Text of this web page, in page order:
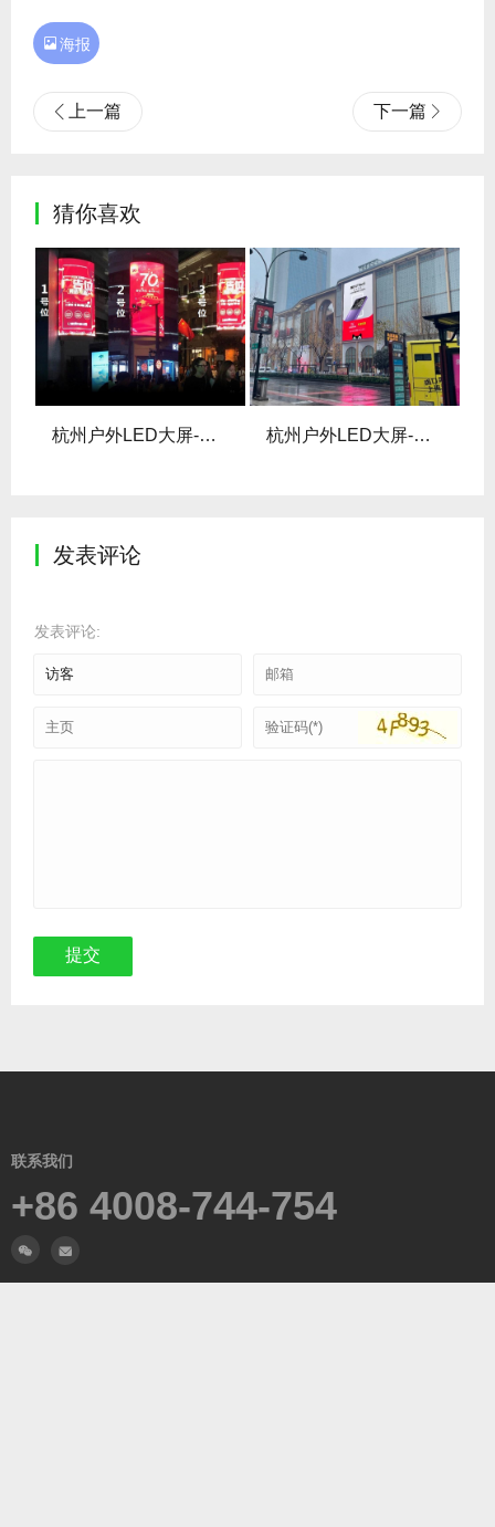
海报
上一篇 下一篇
猜你喜欢
杭州户外LED大屏-湖滨之芯LED屏 杭州户外LED大屏-武林银泰A馆室外LED屏
发表评论
发表评论:
联系我们
+86 4008-744-754